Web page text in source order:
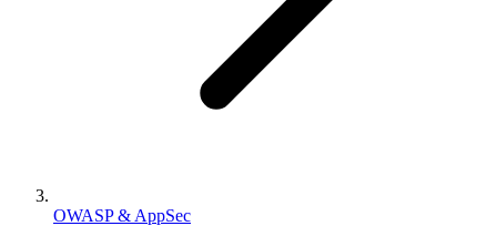
OWASP & AppSec